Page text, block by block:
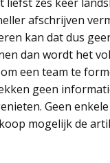
zes keer
afschrijven
kan dat dus
dan wordt het
een team te
geen
Geen
mogelijk de